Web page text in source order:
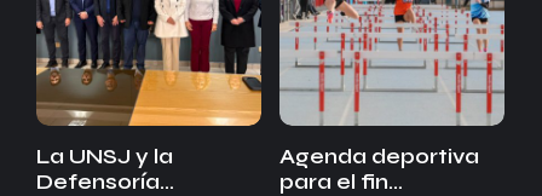
La UNSJ y la
Defensoría…
Agenda deportiva
para el fin…